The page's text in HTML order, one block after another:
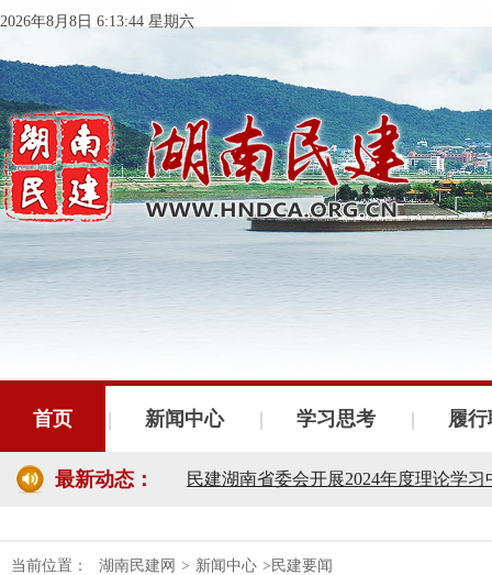
2026年8月8日 6:13:45 星期六
首页 新闻中心 学习思考 履
最新动态：
民建湖南省十届十次常委会议召开
民建湖南省委会开展2024年度理论学
当前位置： 湖南民建网 > 新闻中心 >民建要闻